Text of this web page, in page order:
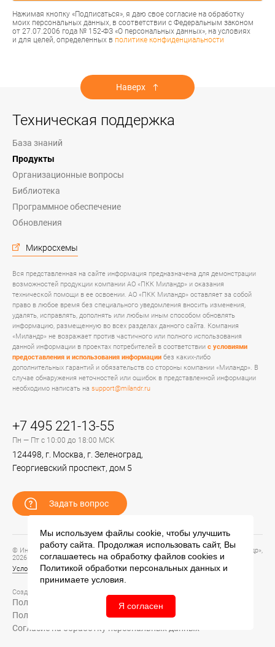
Нажимая кнопку «Подписаться», я даю свое согласие на обработку
моих персональных данных, в соответствии с Федеральным законом
от 27.07.2006 года № 152-ФЗ «О персональных данных», на условиях
и для целей, определенных в политике конфиденциальности
Наверх
Техническая поддержка
База знаний
Продукты
Организационные вопросы
Библиотека
Программное обеспечение
Обновления
Микросхемы
Вся представленная на сайте информация предназначена для демонстрации
возможностей продукции компании АО «ПКК Миландр» и оказания
технической помощи в ее освоении. АО «ПКК Миландр» оставляет за собой
право в любое время без специального уведомления вносить изменения,
удалять, исправлять, дополнять или любым иным способом обновлять
информацию, размещенную во всех разделах данного сайта. Компания
«Миландр» не возражает против частичного или полного использования
данной информации в проектах потребителей в соответствии с условиями
предоставления и использования информации без каких-либо
дополнительных гарантий и обязательств со стороны компании «Миландр». В
случае обнаружения неточностей или ошибок в представленной информации
необходимо написать на support@milandr.ru
+7 495 221-13-55
Пн — Пт с 10:00 до 18:00 МСК
124498, г. Москва, г. Зеленоград,
Георгиевский проспект, дом 5
Задать вопрос
© Информационный портал технической поддержки ЦП ИС АО «ПКК Миландр»,
2026
Условия предоставления и использования информации
Создание сайта –
Политика обработки персональных данных
Политика конфиденциальности
Согласие на обработку персональных данных
Мы используем файлы cookie, чтобы улучшить
работу сайта. Продолжая использовать сайт, Вы
соглашаетесь на обработку файлов cookies и
Политикой обработки персональных данных и
принимаете условия.
Я согласен